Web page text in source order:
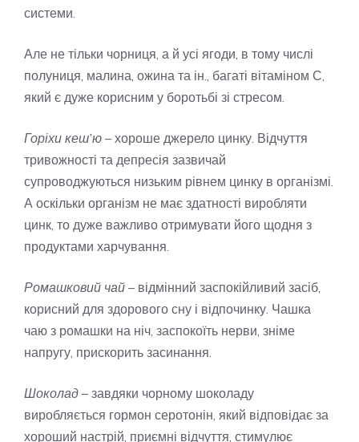
системи.
Але не тільки чорниця, а й усі ягоди, в тому числі
полуниця, малина, ожина та ін., багаті вітаміном С,
який є дуже корисним у боротьбі зі стресом.
Горіхи кеш’ю – хороше джерело цинку. Відчуття
тривожності та депресія зазвичай
супроводжуються низьким рівнем цинку в організмі.
А оскільки організм не має здатності виробляти
цинк, то дуже важливо отримувати його щодня з
продуктами харчування.
Ромашковий чай – відмінний заспокійливий засіб,
корисний для здорового сну і відпочинку. Чашка
чаю з ромашки на ніч, заспокоїть нерви, зніме
напругу, прискорить засинання.
Шоколад – завдяки чорному шоколаду
виробляється гормон серотонін, який відповідає за
хороший настрій, приємні відчуття, стимулює